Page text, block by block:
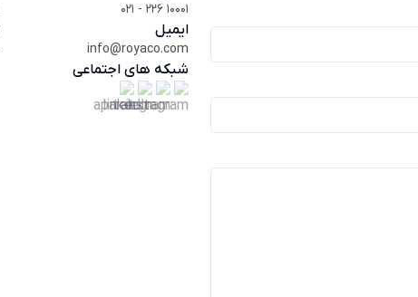
021 - 226 10001
ایمیل
info@royaco.com
شبکه های اجتماعی